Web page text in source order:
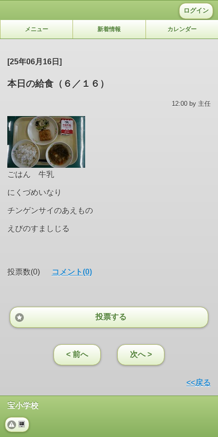
ログイン
メニュー 新着情報 カレンダー
[25年06月16日]
本日の給食（６／１６）
12:00 by 主任
ごはん 牛乳
にくづめいなり
チンゲンサイのあえもの
えびのすましじる
投票数(0) コメント(0)
投票する
< 前へ 次へ >
<<戻る
宝小学校